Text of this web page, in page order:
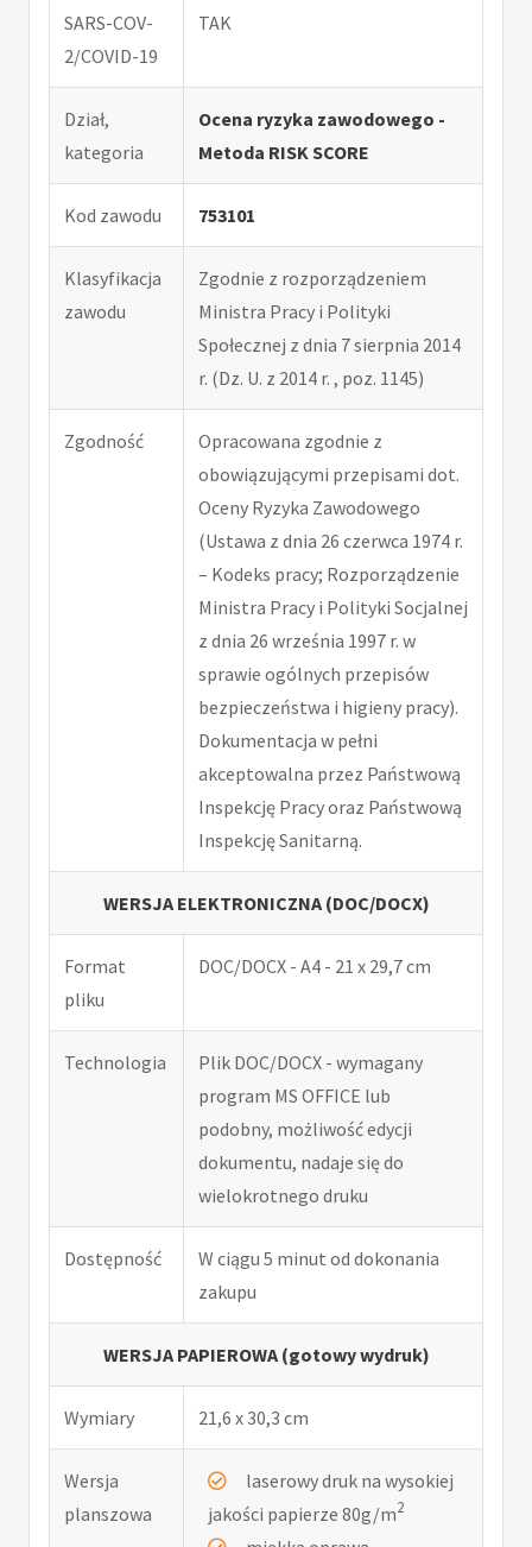
SARS-COV-
2/COVID-19
TAK
Dział,
kategoria
Ocena ryzyka zawodowego -
Metoda RISK SCORE
Kod zawodu 753101
Klasyfikacja
zawodu
Zgodnie z rozporządzeniem
Ministra Pracy i Polityki
Społecznej z dnia 7 sierpnia 2014
r. (Dz. U. z 2014 r. , poz. 1145)
Zgodność
Opracowana zgodnie z
obowiązującymi przepisami dot.
Oceny Ryzyka Zawodowego
(Ustawa z dnia 26 czerwca 1974 r.
– Kodeks pracy; Rozporządzenie
Ministra Pracy i Polityki Socjalnej
z dnia 26 września 1997 r. w
sprawie ogólnych przepisów
bezpieczeństwa i higieny pracy).
Dokumentacja w pełni
akceptowalna przez Państwową
Inspekcję Pracy oraz Państwową
Inspekcję Sanitarną.
WERSJA ELEKTRONICZNA (DOC/DOCX)
Format
pliku
DOC/DOCX - A4 - 21 x 29,7 cm
Technologia
Plik DOC/DOCX - wymagany
program MS OFFICE lub
podobny, możliwość edycji
dokumentu, nadaje się do
wielokrotnego druku
Dostępność
W ciągu 5 minut od dokonania
zakupu
WERSJA PAPIEROWA (gotowy wydruk)
Wymiary 21,6 x 30,3 cm
Wersja
planszowa
laserowy druk na wysokiej
jakości papierze 80g/m2